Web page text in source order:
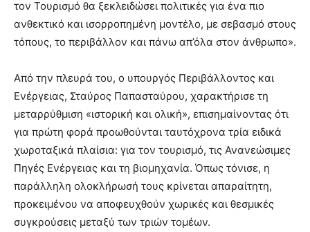
τον Τουρισμό θα ξεκλειδώσει πολιτικές για ένα πιο
ανθεκτικό και ισορροπημένη μοντέλο, με σεβασμό στους
τόπους, το περιβάλλον και πάνω απ’όλα στον άνθρωπο».
Από την πλευρά του, ο υπουργός Περιβάλλοντος και
Ενέργειας, Σταύρος Παπασταύρου, χαρακτήρισε τη
μεταρρύθμιση «ιστορική και ολική», επισημαίνοντας ότι
για πρώτη φορά προωθούνται ταυτόχρονα τρία ειδικά
χωροταξικά πλαίσια: για τον τουρισμό, τις Ανανεώσιμες
Πηγές Ενέργειας και τη βιομηχανία. Όπως τόνισε, η
παράλληλη ολοκλήρωσή τους κρίνεται απαραίτητη,
προκειμένου να αποφευχθούν χωρικές και θεσμικές
συγκρούσεις μεταξύ των τριών τομέων.